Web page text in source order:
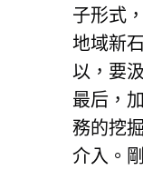
子形式
地域新
以，要
最后，
務的挖
介入。